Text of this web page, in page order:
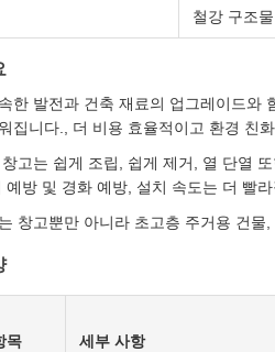
철강 구조
한 발전과 건축 재료의 업그레이드와
집니다., 더 비용 효율적이고 환경 친
고는 쉽게 조립, 쉽게 제거, 열 단열
예방 및 경화 예방, 설치 속도는 더 빨
창고뿐만 아니라 초고층 주거용 건
목 세부 사항